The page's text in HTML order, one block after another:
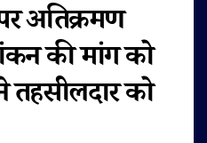
अतिक्रमण
की मांग को
तहसीलदार को